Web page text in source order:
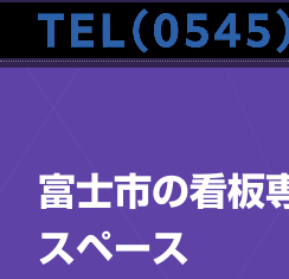
富士市の看板
スペース